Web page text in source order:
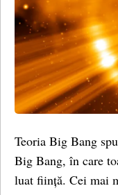
Teoria Big Bang
Big Bang, în care
luat ființă. Cei mai